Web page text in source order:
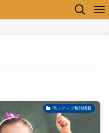
売上アップ勉強情報